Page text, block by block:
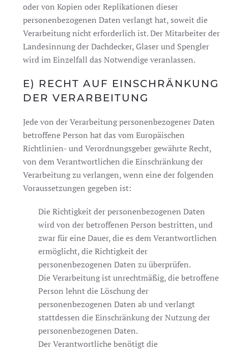
oder von Kopien oder Replikationen dieser
personenbezogenen Daten verlangt hat, soweit die
Verarbeitung nicht erforderlich ist. Der Mitarbeiter der
Landesinnung der Dachdecker, Glaser und Spengler
wird im Einzelfall das Notwendige veranlassen.
E) RECHT AUF EINSCHRÄNKUNG
DER VERARBEITUNG
Jede von der Verarbeitung personenbezogener Daten
betroffene Person hat das vom Europäischen
Richtlinien- und Verordnungsgeber gewährte Recht,
von dem Verantwortlichen die Einschränkung der
Verarbeitung zu verlangen, wenn eine der folgenden
Voraussetzungen gegeben ist:
Die Richtigkeit der personenbezogenen Daten
wird von der betroffenen Person bestritten, und
zwar für eine Dauer, die es dem Verantwortlichen
ermöglicht, die Richtigkeit der
personenbezogenen Daten zu überprüfen.
Die Verarbeitung ist unrechtmäßig, die betroffene
Person lehnt die Löschung der
personenbezogenen Daten ab und verlangt
stattdessen die Einschränkung der Nutzung der
personenbezogenen Daten.
Der Verantwortliche benötigt die